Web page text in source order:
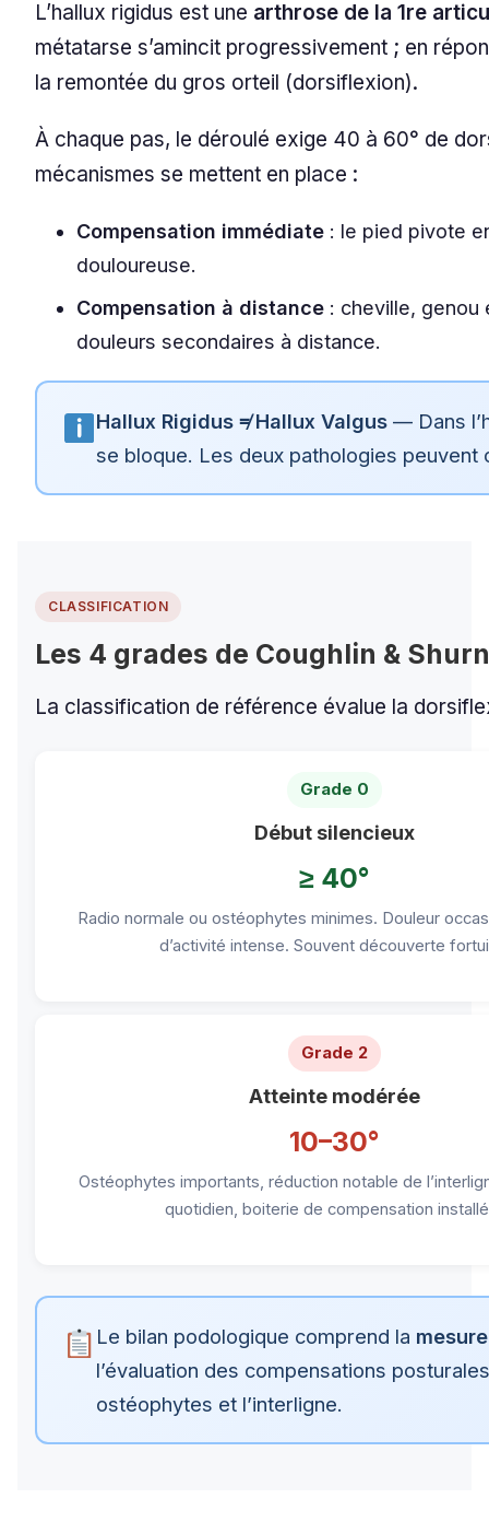
L’hallux rigidus est une arthrose de la 1re
métatarse s’amincit progressivement ; en
la remontée du gros orteil (dorsiflexion).
À chaque pas, le déroulé exige 40 à 60° de
mécanismes se mettent en place :
Compensation immédiate : le pied pivote
douloureuse.
Compensation à distance : cheville, genou
douleurs secondaires à distance.
Hallux Rigidus ≠ Hallux Valgus— Dans
se bloque. Les deux pathologies
CLASSIFICATION
Les 4 grades de Coughlin &
La classification de référence évalue la
Grade 0
Début silencieux
≥ 40°
Radio normale ou ostéophytes minimes. Douleur
d’activité intense. Souvent découverte
Grade 2
Atteinte modérée
10–30°
Ostéophytes importants, réduction notable de
quotidien, boiterie de compensation
Le bilan podologique comprend la
l’évaluation des compensations
ostéophytes et l’interligne.